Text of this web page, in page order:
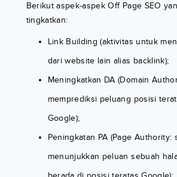
Berikut aspek-aspek Off Page SEO
tingkatkan:
Link Building (aktivitas untuk
dari website lain alias backlink);
Meningkatkan DA (Domain
memprediksi peluang posisi
Google);
Peningkatan PA (Page Authority:
menunjukkan peluan sebuah